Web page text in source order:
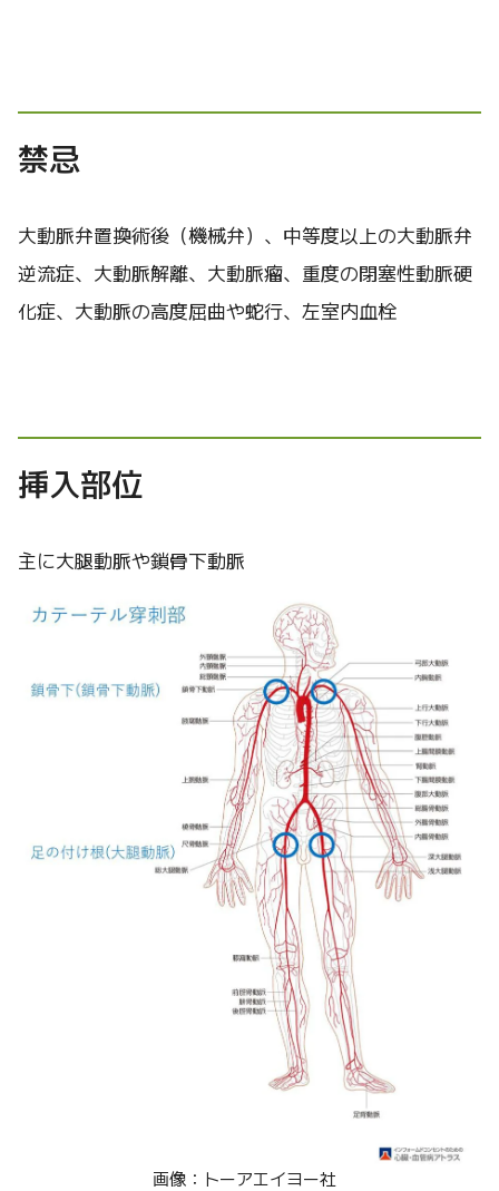
禁忌
大動脈弁置換術後（機械弁）、中等度以上の大動脈弁
逆流症、大動脈解離、大動脈瘤、重度の閉塞性動脈硬
化症、大動脈の高度屈曲や蛇行、左室内血栓
挿入部位
主に大腿動脈や鎖骨下動脈
画像：トーアエイヨー社